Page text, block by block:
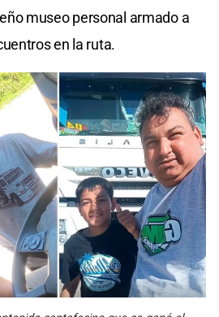
museo personal armado a
en la ruta.